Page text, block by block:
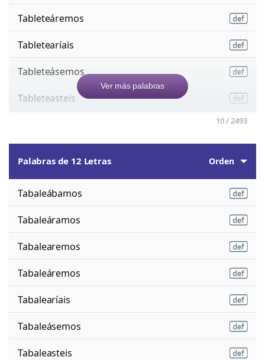
Tableteáremos
Tabletearíais
Tableteásemos
Tableteasteis
Ver más palabras
10 / 2493
Palabras de 12 Letras Orden
Tabaleábamos
Tabaleáramos
Tabalearemos
Tabaleáremos
Tabalearíais
Tabaleásemos
Tabaleasteis